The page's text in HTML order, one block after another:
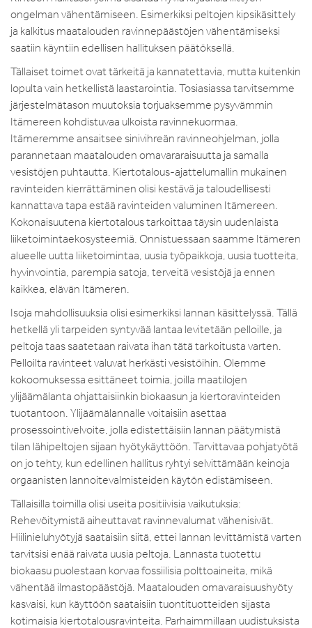
ongelman vähentämiseen. Esimerkiksi peltojen kipsikäsittely
ja kalkitus maatalouden ravinnepäästöjen vähentämiseksi
saatiin käyntiin edellisen hallituksen päätöksellä.
Tällaiset toimet ovat tärkeitä ja kannatettavia, mutta kuitenkin
lopulta vain hetkellistä laastarointia. Tosiasiassa tarvitsemme
järjestelmätason muutoksia torjuaksemme pysyvämmin
Itämereen kohdistuvaa ulkoista ravinnekuormaa.
Itämeremme ansaitsee sinivihreän ravinneohjelman, jolla
parannetaan maatalouden omavararaisuutta ja samalla
vesistöjen puhtautta. Kiertotalous-ajattelumallin mukainen
ravinteiden kierrättäminen olisi kestävä ja taloudellisesti
kannattava tapa estää ravinteiden valuminen Itämereen.
Kokonaisuutena kiertotalous tarkoittaa täysin uudenlaista
liiketoimintaekosysteemiä. Onnistuessaan saamme Itämeren
alueelle uutta liiketoimintaa, uusia työpaikkoja, uusia tuotteita,
hyvinvointia, parempia satoja, terveitä vesistöjä ja ennen
kaikkea, elävän Itämeren.
Isoja mahdollisuuksia olisi esimerkiksi lannan käsittelyssä. Tällä
hetkellä yli tarpeiden syntyvää lantaa levitetään pelloille, ja
peltoja taas saatetaan raivata ihan tätä tarkoitusta varten.
Pelloilta ravinteet valuvat herkästi vesistöihin. Olemme
kokoomuksessa esittäneet toimia, joilla maatilojen
ylijäämälanta ohjattaisiinkin biokaasun ja kiertoravinteiden
tuotantoon. Ylijäämälannalle voitaisiin asettaa
prosessointivelvoite, jolla edistettäisiin lannan päätymistä
tilan lähipeltojen sijaan hyötykäyttöön. Tarvittavaa pohjatyötä
on jo tehty, kun edellinen hallitus ryhtyi selvittämään keinoja
orgaanisten lannoitevalmisteiden käytön edistämiseen.
Tällaisilla toimilla olisi useita positiivisia vaikutuksia:
Rehevöitymistä aiheuttavat ravinnevalumat vähenisivät.
Hiilinieluhyötyjä saataisiin siitä, ettei lannan levittämistä varten
tarvitsisi enää raivata uusia peltoja. Lannasta tuotettu
biokaasu puolestaan korvaa fossiilisia polttoaineita, mikä
vähentää ilmastopäästöjä. Maatalouden omavaraisuushyöty
kasvaisi, kun käyttöön saataisiin tuontituotteiden sijasta
kotimaisia kiertotalousravinteita. Parhaimmillaan uudistuksista